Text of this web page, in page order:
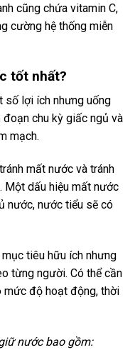
cũng chứa vitamin C,
cường hệ thống miễn
tốt nhất?
số lợi ích nhưng uống
chu kỳ giấc ngủ và
mạch.
mất nước và tránh
Một dấu hiệu mất nước
nước, nước tiểu sẽ có
tiêu hữu ích nhưng
từng người. Có thể cần
mức độ hoạt động, thời
nước bao gồm: